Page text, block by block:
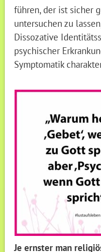
führen, der ist sicher
untersuchen zu
Dissozative
psychischer
Symptomatik
Je ernster man